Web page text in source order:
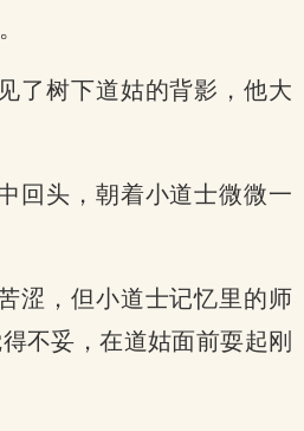
了树下道姑的背影，他大
回头，朝着小道士微微一
涩，但小道士记忆里的师
不妥，在道姑面前耍起刚